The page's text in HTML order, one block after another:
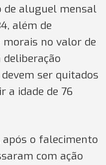
aluguel mensal
além de
morais no valor de
deliberação
ser quitados
a idade de 76
após o falecimento
com ação